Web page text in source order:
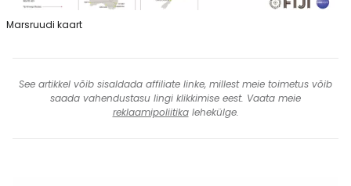
Marsruudi kaart
See artikkel võib sisaldada affiliate linke, millest meie toimetus võib
saada vahendustasu lingi klikkimise eest. Vaata meie
reklaamipoliitikalehekülge.